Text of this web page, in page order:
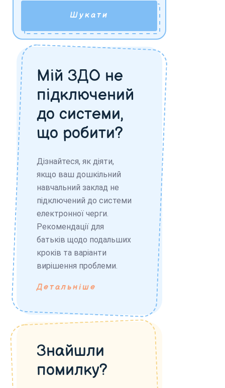
Шукати
Мій ЗДО не
підключений
до системи,
що робити?
Дізнайтеся, як діяти,
якщо ваш дошкільний
навчальний заклад не
підключений до системи
електронної черги.
Рекомендації для
батьків щодо подальших
кроків та варіанти
вирішення проблеми.
Детальніше
Знайшли
помилку?